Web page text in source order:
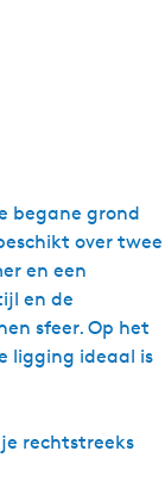
begane grond
over twee
en een
en de
sfeer. Op het
ligging ideaal is
rechtstreeks